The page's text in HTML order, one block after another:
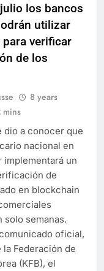
los bancos
utilizar
verificar
de los
8 years
mins
dio a conocer que
nacional en
implementará un
de
en blockchain
solo semanas.
oficial,
Federación de
(KFB), el